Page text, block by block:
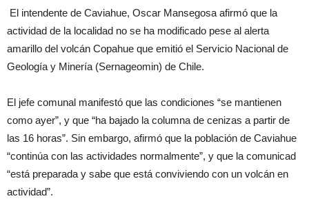
El intendente de Caviahue, Oscar Mansegosa afirmó que la
actividad de la localidad no se ha modificado pese al alerta
amarillo del volcán Copahue que emitió el Servicio Nacional de
Geología y Minería (Sernageomin) de Chile.
El jefe comunal manifestó que las condiciones “se mantienen
como ayer”, y que “ha bajado la columna de cenizas a partir de
las 16 horas”. Sin embargo, afirmó que la población de Caviahue
“continúa con las actividades normalmente”, y que la comunicad
“está preparada y sabe que está conviviendo con un volcán en
actividad”.